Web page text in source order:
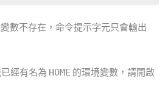
數不存在，命令提示字元只會輸出
經有名為 HOME 的環境變數，請開啟